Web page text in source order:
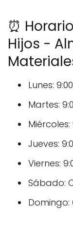
⏰
Hijos -
Lunes:
Martes:
Miércoles:
Jueves:
Viernes:
Sábado: